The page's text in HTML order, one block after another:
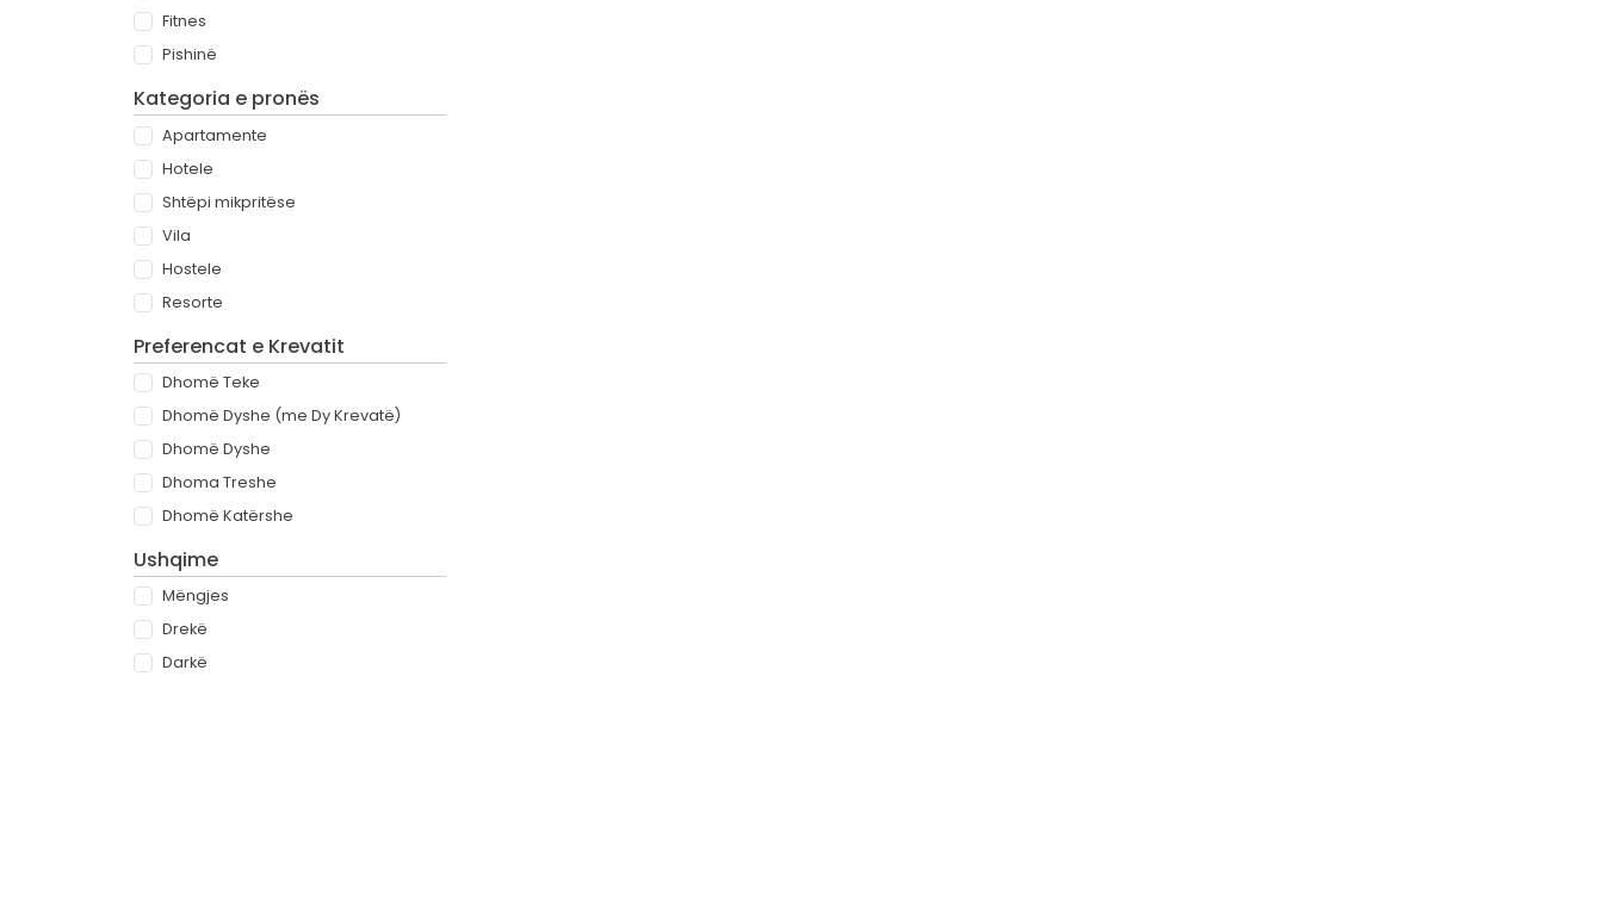
Fitnes
Pishinë
Kategoria e pronës
Apartamente
Hotele
Shtëpi mikpritëse
Vila
Hostele
Resorte
Preferencat e Krevatit
Dhomë Teke
Dhomë Dyshe (me Dy Krevatë)
Dhomë Dyshe
Dhoma Treshe
Dhomë Katërshe
Ushqime
Mëngjes
Drekë
Darkë